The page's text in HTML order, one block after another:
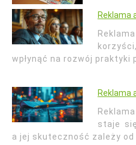
Reklama
wpłynąć na rozwój praktyki
Reklama
staje
a jej skuteczność zależy od